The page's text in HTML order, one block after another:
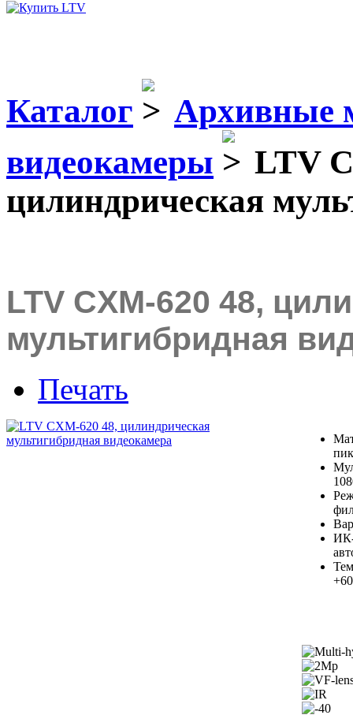
Каталог
Архивные
видеокамеры
LTV
цилиндрическая
LTV CXM-620 48,
мультигибридная
Печать
ИК-